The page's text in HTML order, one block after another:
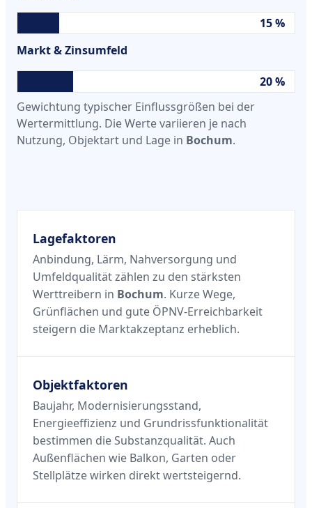
15 %
Markt & Zinsumfeld
20 %
Gewichtung typischer Einflussgrößen bei der
Wertermittlung. Die Werte variieren je nach
Nutzung, Objektart und Lage in Bochum.
Lagefaktoren
Anbindung, Lärm, Nahversorgung und
Umfeldqualität zählen zu den stärksten
Werttreibern in Bochum. Kurze Wege,
Grünflächen und gute ÖPNV-Erreichbarkeit
steigern die Marktakzeptanz erheblich.
Objektfaktoren
Baujahr, Modernisierungsstand,
Energieeffizienz und Grundrissfunktionalität
bestimmen die Substanzqualität. Auch
Außenflächen wie Balkon, Garten oder
Stellplätze wirken direkt wertsteigernd.